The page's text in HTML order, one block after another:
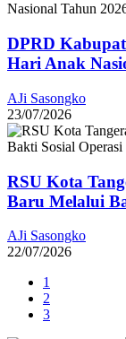
DPRD
Hari Anak
AJi Sasongko
23/07/2026
RSU Kota
Baru Melalui
AJi Sasongko
22/07/2026
1
2
3